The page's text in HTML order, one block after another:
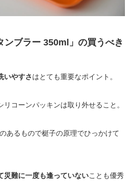
ンブラー 350ml」の買うべき
いやすさはとても重要なポイント。
コーンパッキンは取り外せること。
あるもので梃子の原理でひっかけて
難に一度も逢っていないことも優秀